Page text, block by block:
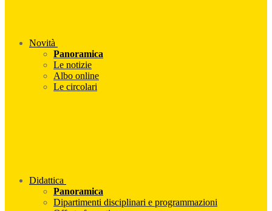
Novità
Panoramica
Le notizie
Albo online
Le circolari
Didattica
Panoramica
Dipartimenti disciplinari e programmazioni